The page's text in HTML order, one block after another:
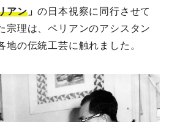
アン」の日本視察に同行させて
宗理は、ペリアンのアシスタン
地の伝統工芸に触れました。